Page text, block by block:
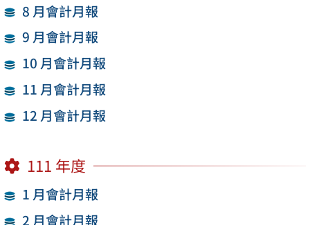
8 月會計月報
9 月會計月報
10 月會計月報
11 月會計月報
12 月會計月報
111 年度
1 月會計月報
2 月會計月報